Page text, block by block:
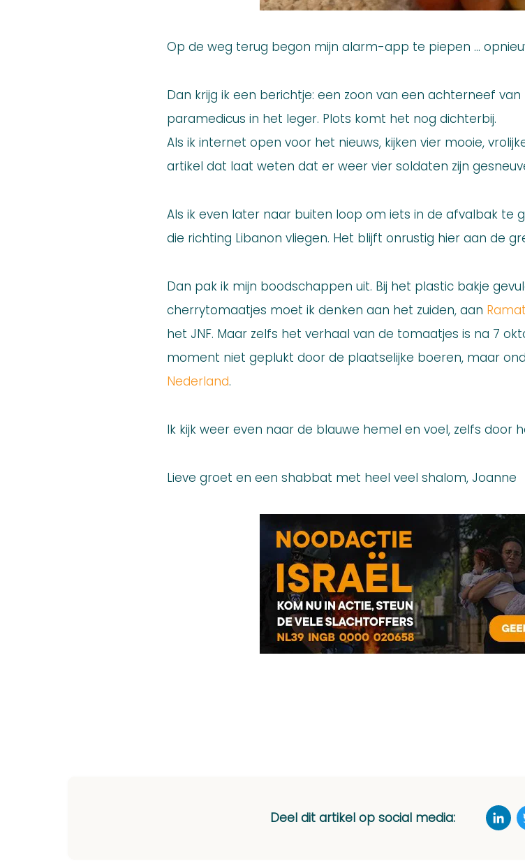
Op de weg terug begon mijn alarm-app te piepen …
Dan krijg ik een berichtje: een zoon van een achterneef
paramedicus in het leger. Plots komt het nog dichterbij.
Als ik internet open voor het nieuws, kijken vier mooie,
artikel dat laat weten dat er weer vier soldaten zijn
Als ik even later naar buiten loop om iets in de afvalbak te
die richting Libanon vliegen. Het blijft onrustig hier aan de
Dan pak ik mijn boodschappen uit. Bij het plastic bakje
cherrytomaatjes moet ik denken aan het zuiden, aan
het JNF. Maar zelfs het verhaal van de tomaatjes is na 7
moment niet geplukt door de plaatselijke boeren, maar
Nederland.
Ik kijk weer even naar de blauwe hemel en voel, zelfs door
Lieve groet en een shabbat met heel veel shalom, Joanne
Deel dit artikel op social media: